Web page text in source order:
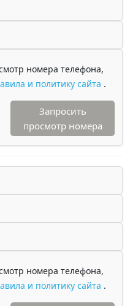
номера телефона,
и политику сайта .
Запросить
просмотр номера
номера телефона,
и политику сайта .